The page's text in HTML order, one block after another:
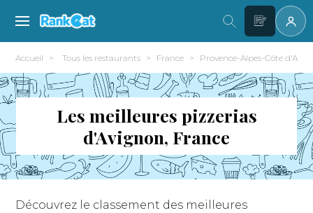
Accueil Tous les restaurants France Provence-Alpes-Côte d'Azur
Les meilleures pizzerias
d'Avignon, France
Découvrez le classement des meilleures